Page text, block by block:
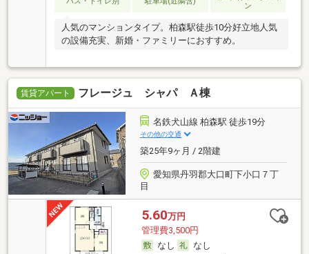
ン
人気のマンションタイプ。柏森駅徒歩10分好立地人気
の設備充実、新婚・ファミリーにおすすめ。
賃貸アパート フレージュ シャパ Ａ棟
名鉄犬山線 柏森駅 徒歩19分
その他の交通
築25年9ヶ月 / 2階建
愛知県丹羽郡大口町下小口７丁
目
5.60万円
管理費3,500円
なし
なし